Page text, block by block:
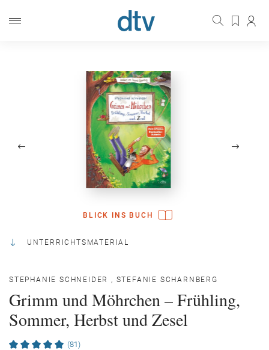
BLICK INS BUCH
BAND 2
UNTERRICHTSMATERIAL
STEPHANIE SCHNEIDER , STEFANIE SCHARNBERG
Grimm und Möhrchen – Frühling,
Sommer, Herbst und Zesel
(81)